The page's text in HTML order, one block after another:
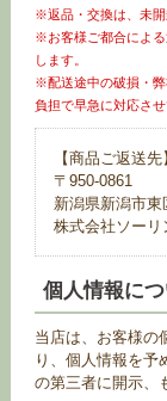
※返品・交換は、未開
※お客様ご都合によ
します。
※配送途中の破損・弊
負担で早急に対応させ
【商品ご返送先
〒950-0861
新潟県新潟市東
株式会社ソーリ
個人情報に
当店は、お客様の
り、個人情報を予
の第三者に開示、